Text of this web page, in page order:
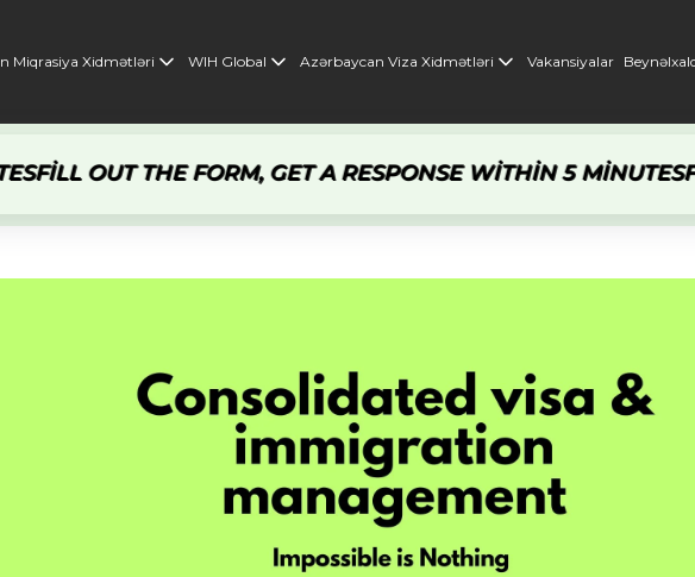
Miqrasiya Xidmətləri WIH Global Azərbaycan Viza Xidmətləri Vakansiyalar
OUT THE FORM, GET A RESPONSE WITHIN 5 MINUTESFILL